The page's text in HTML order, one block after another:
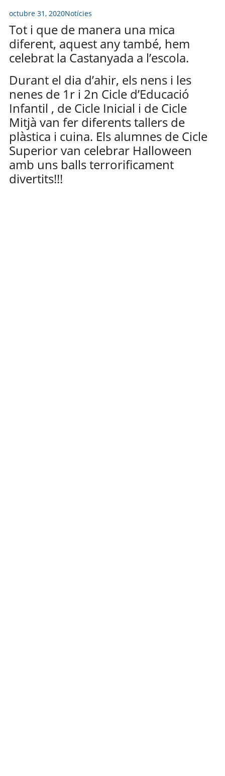
octubre 31, 2020Notícies
Tot i que de manera una mica
diferent, aquest any també, hem
celebrat la Castanyada a l’escola.
Durant el dia d’ahir, els nens i les
nenes de 1r i 2n Cicle d’Educació
Infantil , de Cicle Inicial i de Cicle
Mitjà van fer diferents tallers de
plàstica i cuina. Els alumnes de Cicle
Superior van celebrar Halloween
amb uns balls terrorificament
divertits!!!